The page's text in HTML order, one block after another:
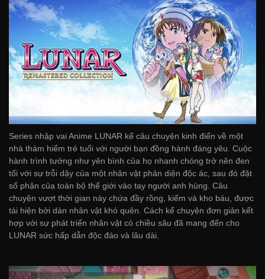
Series nhập vai Anime LUNAR kể câu chuyện kinh điển về một
nhà thám hiểm trẻ tuổi với người bạn đồng hành đáng yêu. Cuộc
hành trình tưởng như yên bình của họ nhanh chóng trở nên đen
tối với sự trỗi dậy của một nhân vật phản diện độc ác, sau đó đặt
số phận của toàn bộ thế giới vào tay người anh hùng. Câu
chuyện vượt thời gian này chứa đầy rồng, kiếm và kho báu, được
tái hiện bởi dàn nhân vật khó quên. Cách kể chuyện đơn giản kết
hợp với sự phát triển nhân vật có chiều sâu đã mang đến cho
LUNAR sức hấp dẫn độc đáo và lâu dài.